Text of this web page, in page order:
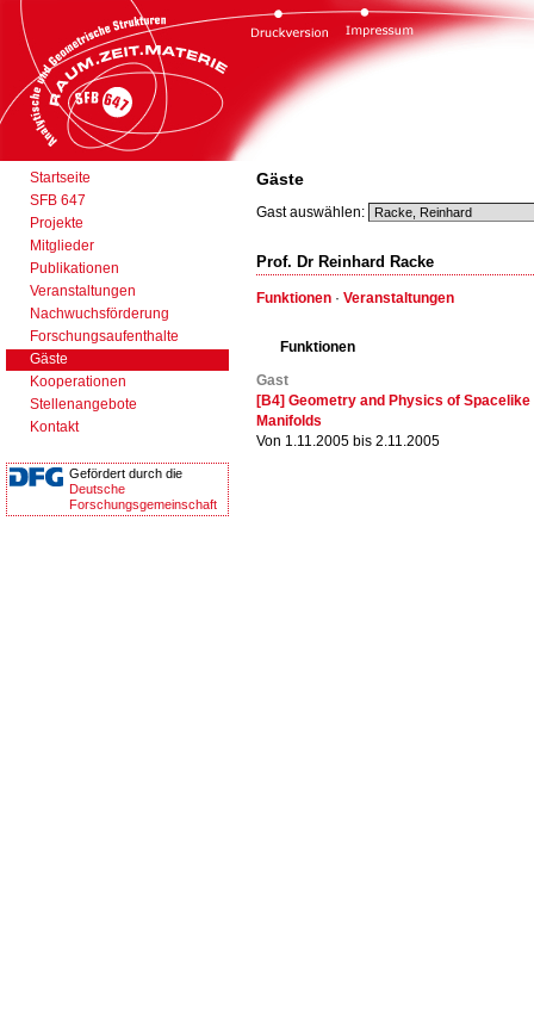
Startseite
SFB 647
Projekte
Mitglieder
Publikationen
Veranstaltungen
Nachwuchsförderung
Forschungsaufenthalte
Gäste
Kooperationen
Stellenangebote
Kontakt
Gefördert durch die
Deutsche
Forschungsgemeinschaft
Gäste
Gast auswählen:
Prof. Dr Reinhard Racke
Funktionen · Veranstaltungen
Funktionen
Gast
[B4] Geometry and Physics of
Manifolds
Von 1.11.2005 bis 2.11.2005